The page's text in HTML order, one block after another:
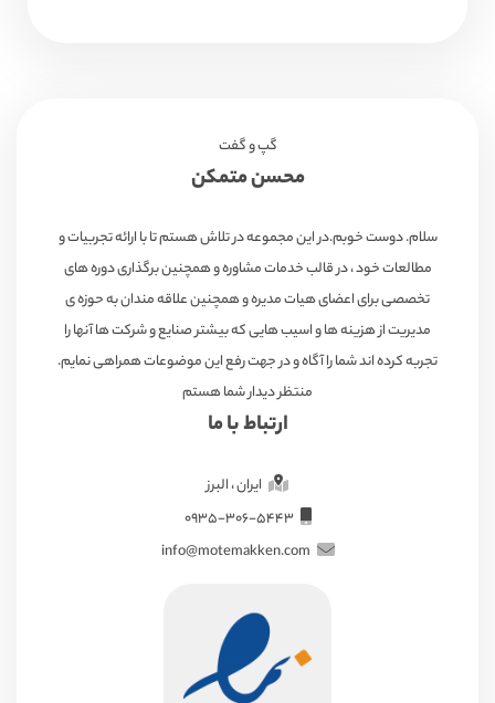
گپ و گفت
محسن متمکن
سلام. دوست خوبم.در این مجموعه در تلاش هستم تا با ارائه تجربیات و
مطالعات خود ، در قالب خدمات مشاوره و همچنین برگذاری دوره های
تخصصی برای اعضای هیات مدیره و همچنین علاقه مندان به حوزه ی
مدیریت از هزینه ها و اسیب هایی که بیشتر صنایع و شرکت ها آنها را
تجربه کرده اند شما را آگاه و در جهت رفع این موضوعات همراهی نمایم.
منتظر دیدار شما هستم
ارتباط با ما
ایران ، البرز